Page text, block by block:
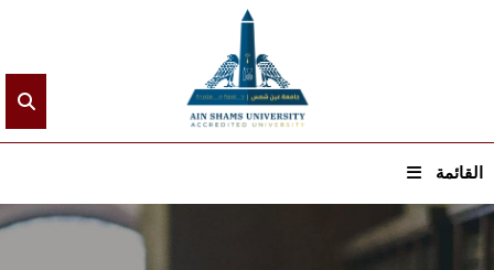
القائمة
الرئيسيـة